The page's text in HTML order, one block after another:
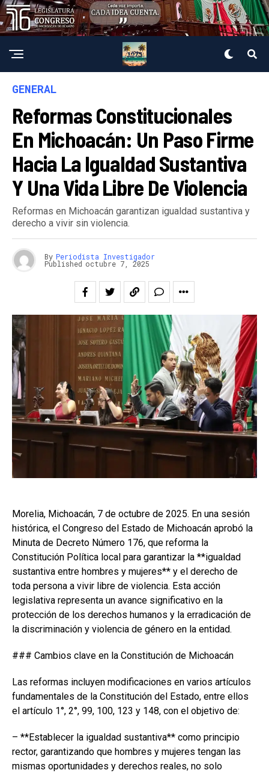
GENERAL
Reformas Constitucionales
En Michoacán: Un Paso Firme
Hacia La Igualdad Sustantiva
Y Una Vida Libre De Violencia
Reformas en Michoacán garantizan igualdad sustantiva y
derecho a vivir sin violencia.
By Periodista Investigador
Published octubre 7, 2025
Morelia, Michoacán, 7 de octubre de 2025. En una sesión
histórica, el Congreso del Estado de Michoacán aprobó la
Minuta de Decreto Número 176, que reforma la
Constitución Política local para garantizar la **igualdad
sustantiva entre hombres y mujeres** y el derecho de
toda persona a vivir libre de violencia. Esta acción
legislativa representa un avance significativo en la
protección de los derechos humanos y la erradicación de
la discriminación y violencia de género en la entidad.
### Cambios clave en la Constitución de Michoacán
Las reformas incluyen modificaciones en varios artículos
fundamentales de la Constitución del Estado, entre ellos
el artículo 1°, 2°, 99, 100, 123 y 148, con el objetivo de:
– **Establecer la igualdad sustantiva** como principio
rector, garantizando que hombres y mujeres tengan las
mismas oportunidades y derechos reales, no solo